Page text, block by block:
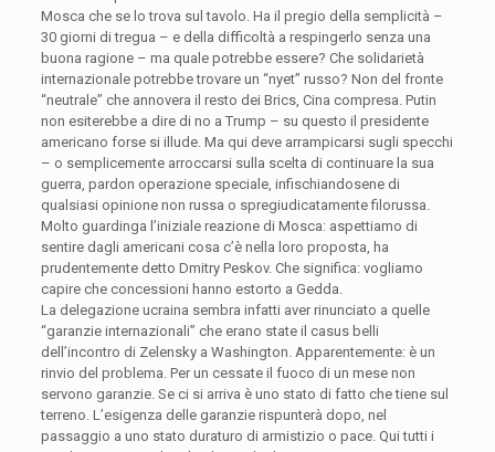
Mosca che se lo trova sul tavolo. Ha il pregio della semplicità –
30 giorni di tregua – e della difficoltà a respingerlo senza una
buona ragione – ma quale potrebbe essere? Che solidarietà
internazionale potrebbe trovare un “nyet” russo? Non del fronte
“neutrale” che annovera il resto dei Brics, Cina compresa. Putin
non esiterebbe a dire di no a Trump – su questo il presidente
americano forse si illude. Ma qui deve arrampicarsi sugli specchi
– o semplicemente arroccarsi sulla scelta di continuare la sua
guerra, pardon operazione speciale, infischiandosene di
qualsiasi opinione non russa o spregiudicatamente filorussa.
Molto guardinga l’iniziale reazione di Mosca: aspettiamo di
sentire dagli americani cosa c’è nella loro proposta, ha
prudentemente detto Dmitry Peskov. Che significa: vogliamo
capire che concessioni hanno estorto a Gedda.
La delegazione ucraina sembra infatti aver rinunciato a quelle
“garanzie internazionali” che erano state il casus belli
dell’incontro di Zelensky a Washington. Apparentemente: è un
rinvio del problema. Per un cessate il fuoco di un mese non
servono garanzie. Se ci si arriva è uno stato di fatto che tiene sul
terreno. L’esigenza delle garanzie rispunterà dopo, nel
passaggio a uno stato duraturo di armistizio o pace. Qui tutti i